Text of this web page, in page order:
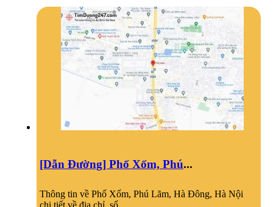
[Dẫn Đường] Phố Xốm, Phú...
Thông tin về Phố Xốm, Phú Lãm, Hà Đông, Hà Nội
chi tiết về địa chỉ, số…